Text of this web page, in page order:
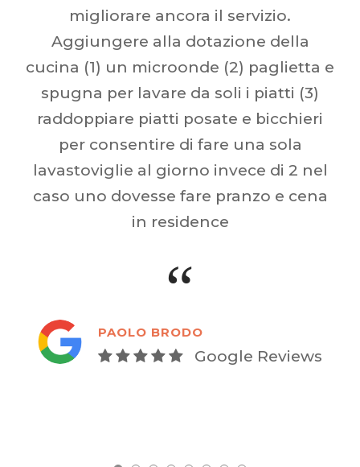
ancora il servizio.
alla dotazione della
(2) paglietta e
da soli i piatti (3)
posate e bicchieri
di fare una sola
giorno invece di 2 nel
fare pranzo e cena
BRODO
Google Reviews
pulito, servizio
delle signore
cambio
garage
Dopo tanti anni
scoperto